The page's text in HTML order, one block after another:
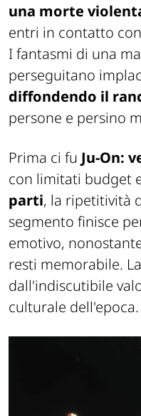
una morte
entri in contatto
I fantasmi di una
perseguitano
diffondendo il
persone e persino
Prima ci fu Ju-On:
con limitati budget
parti, la ripetitività
segmento finisce
emotivo,
resti memorabile.
dall'indiscutibile
culturale dell'epoca.